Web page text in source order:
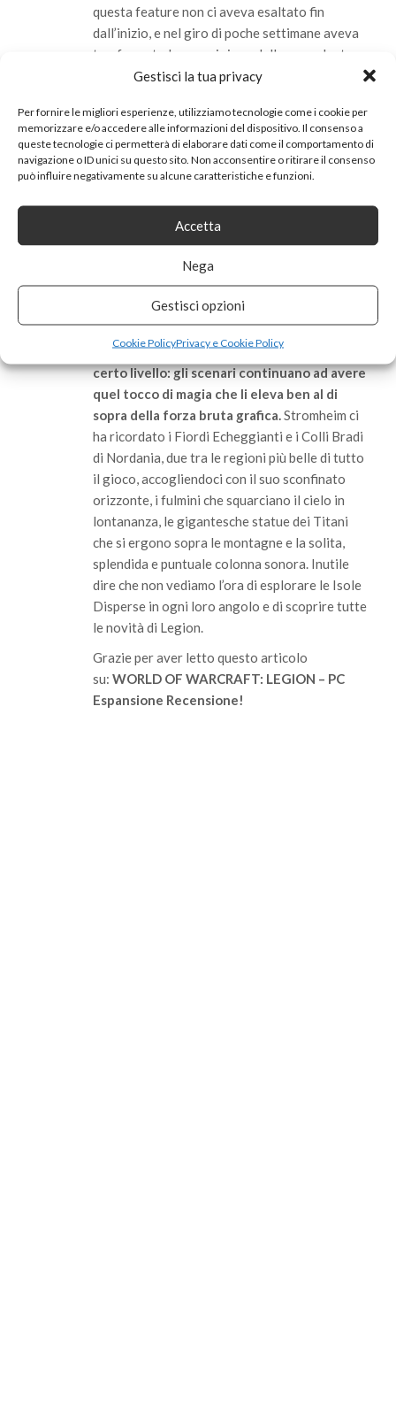
Gestisci la tua privacy
Per fornire le migliori esperienze, utilizziamo tecnologie come i cookie per
memorizzare e/o accedere alle informazioni del dispositivo. Il consenso a
queste tecnologie ci permetterà di elaborare dati come il comportamento di
navigazione o ID unici su questo sito. Non acconsentire o ritirare il consenso
può influire negativamente su alcune caratteristiche e funzioni.
Accetta
Nega
Gestisci opzioni
Cookie PolicyPrivacy e Cookie Policy
questa feature non ci aveva esaltato fin
dall’inizio, e nel giro di poche settimane aveva
trasformato la guarnigione della precedente
espansione in una specie di minigioco da social
soltanto per gestire i nostri seguaci e
massimizzare profitti e risorse. Possiamo solo
sperare che Blizzard stia facendo soltanto
delle prove e che queste caratteristiche siano
eventualmente rivedute e corrette prima del
lancio di Legion. In mezzo alle tiepide
perplessità, comunque, non sono mancate le
impressioni nettamente positive, specie per
quel che riguarda le modifiche all’interfaccia di
gioco e l’aspetto delle Isole Disperse. World of
Warcraft non sarà Black Desert Online, mac’è
un motivo se gli artisti Blizzard sono di un
certo livello: gli scenari continuano ad avere
quel tocco di magia che li eleva ben al di
sopra della forza bruta grafica.Stromheim ci
ha ricordato i Fiordi Echeggianti e i Colli Bradi
di Nordania, due tra le regioni più belle di tutto
il gioco, accogliendoci con il suo sconfinato
orizzonte, i fulmini che squarciano il cielo in
lontananza, le gigantesche statue dei Titani
che si ergono sopra le montagne e la solita,
splendida e puntuale colonna sonora. Inutile
dire che non vediamo l’ora di esplorare le Isole
Disperse in ogni loro angolo e di scoprire tutte
le novità di Legion.
Grazie per aver letto questo articolo
su: WORLD OF WARCRAFT: LEGION – PC
Espansione Recensione!